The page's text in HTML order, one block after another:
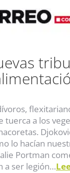
tuerca a los
lo hacían
Portman
a ser legión…